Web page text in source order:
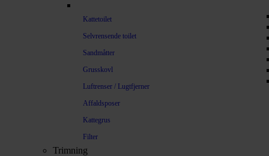
Kattetoilet
Selvrensende toilet
Sandmåtter
Grusskovl
Luftrenser / Lugtfjerner
Affaldsposer
Kattegrus
Filter
Trimning